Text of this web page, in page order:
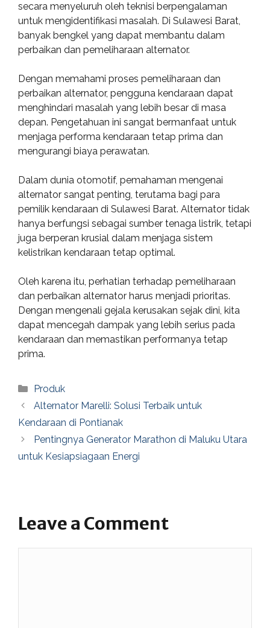
secara menyeluruh oleh teknisi berpengalaman
untuk mengidentifikasi masalah. Di Sulawesi Barat,
banyak bengkel yang dapat membantu dalam
perbaikan dan pemeliharaan alternator.
Dengan memahami proses pemeliharaan dan
perbaikan alternator, pengguna kendaraan dapat
menghindari masalah yang lebih besar di masa
depan. Pengetahuan ini sangat bermanfaat untuk
menjaga performa kendaraan tetap prima dan
mengurangi biaya perawatan.
Dalam dunia otomotif, pemahaman mengenai
alternator sangat penting, terutama bagi para
pemilik kendaraan di Sulawesi Barat. Alternator tidak
hanya berfungsi sebagai sumber tenaga listrik, tetapi
juga berperan krusial dalam menjaga sistem
kelistrikan kendaraan tetap optimal.
Oleh karena itu, perhatian terhadap pemeliharaan
dan perbaikan alternator harus menjadi prioritas.
Dengan mengenali gejala kerusakan sejak dini, kita
dapat mencegah dampak yang lebih serius pada
kendaraan dan memastikan performanya tetap
prima.
Categories
Produk
Alternator Marelli: Solusi Terbaik untuk
Kendaraan di Pontianak
Pentingnya Generator Marathon di Maluku Utara
untuk Kesiapsiagaan Energi
Leave a Comment